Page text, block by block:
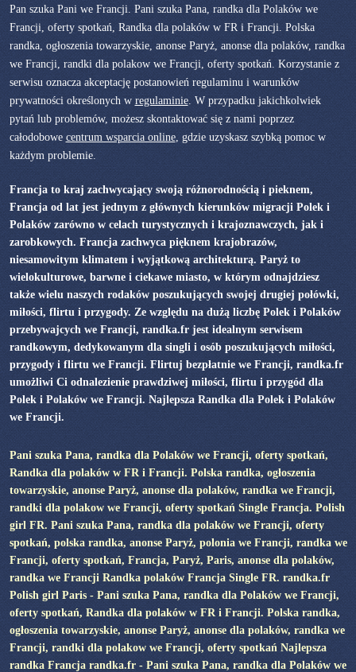
Pan szuka Pani we Francji. Pani szuka Pana, randka dla Polaków we
Francji, oferty spotkań, Randka dla polaków w FR i Francji. Polska
randka, ogłoszenia towarzyskie, anonse Paryż, anonse dla polaków, randka
we Francji, randki dla polakow we Francji, oferty spotkań. Korzystanie z
serwisu oznacza akceptację postanowień regulaminu i warunków
prywatności określonych w regulaminie. W przypadku jakichkolwiek
pytań lub problemów, możesz skontaktować się z nami poprzez
całodobowe centrum wsparcia online, gdzie uzyskasz szybką pomoc w
każdym problemie.
Francja to kraj zachwycający swoją różnorodnością i pieknem,
Francja od lat jest jednym z głównych kierunków migracji Polek i
Polaków zarówno w celach turystycznych i krajoznawczych, jak i
zarobkowych. Francja zachwyca pięknem krajobrazów,
niesamowitym klimatem i wyjątkową architekturą. Paryż to
wielokulturowe, barwne i ciekawe miasto, w którym odnajdziesz
także wielu naszych rodaków poszukujących swojej drugiej połówki,
miłości, flirtu i przygody. Ze względu na dużą liczbę Polek i Polaków
przebywajcych we Francji, randka.fr jest idealnym serwisem
randkowym, dedykowanym dla singli i osób poszukujących miłości,
przygody i flirtu we Francji. Flirtuj bezpłatnie we Francji, randka.fr
umożliwi Ci odnalezienie prawdziwej miłości, flirtu i przygód dla
Polek i Polaków we Francji. Najlepsza Randka dla Polek i Polaków
we Francji.
Pani szuka Pana, randka dla Polaków we Francji, oferty spotkań,
Randka dla polaków w FR i Francji. Polska randka, ogłoszenia
towarzyskie, anonse Paryż, anonse dla polaków, randka we Francji,
randki dla polakow we Francji, oferty spotkań Single Francja. Polish
girl FR. Pani szuka Pana, randka dla polaków we Francji, oferty
spotkań, polska randka, anonse Paryż, polonia we Francji, randka we
Francji, oferty spotkań, Francja, Paryż, Paris, anonse dla polaków,
randka we Francji Randka polaków Francja Single FR. randka.fr
Polish girl Paris - Pani szuka Pana, randka dla Polaków we Francji,
oferty spotkań, Randka dla polaków w FR i Francji. Polska randka,
ogłoszenia towarzyskie, anonse Paryż, anonse dla polaków, randka we
Francji, randki dla polakow we Francji, oferty spotkań Najlepsza
randka Francja randka.fr - Pani szuka Pana, randka dla Polaków we